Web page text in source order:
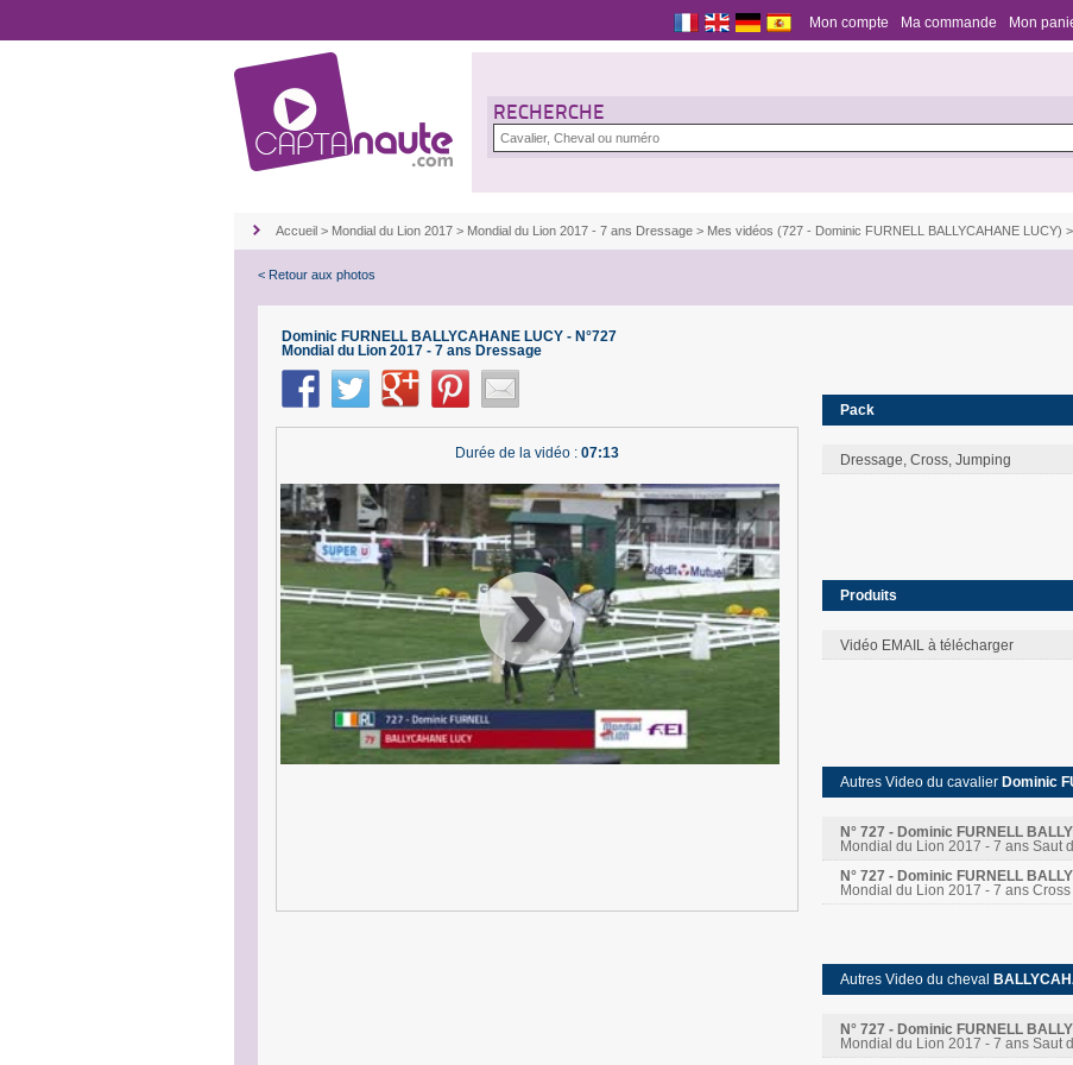
Mon compte Ma commande Mon
RECHERCHE
Accueil > Mondial du Lion 2017 > Mondial du Lion 2017 - 7 ans Dressage > Mes vidéos (727 - Dominic FURNELL BALLYCAHANE LUCY)
< Retour aux photos
Dominic FURNELL BALLYCAHANE LUCY - N°727
Mondial du Lion 2017 - 7 ans Dressage
Durée de la vidéo : 07:13
00:00
Pack
Dressage, Cross, Jumping
Produits
Vidéo EMAIL à télécharger
Autres Video du cavalier Dominic
N° 727 - Dominic FURNELL
Mondial du Lion 2017 - 7 ans Saut
N° 727 - Dominic FURNELL
Mondial du Lion 2017 - 7 ans Cross
Autres Video du cheval
N° 727 - Dominic FURNELL
Mondial du Lion 2017 - 7 ans Saut